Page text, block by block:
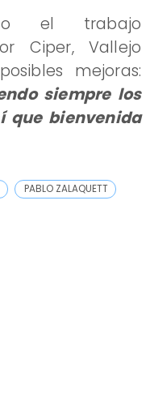
el trabajo
Ciper, Vallejo
mejoras:
siempre los
que bienvenida
PABLO ZALAQUETT